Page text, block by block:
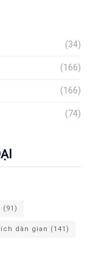
(34)
(166)
(166)
(74)
(91)
dân gian (141)